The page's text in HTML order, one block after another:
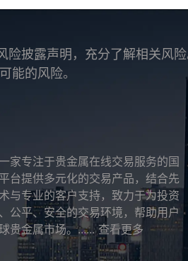
披露声明，充分了解相关风
能的风险。
家专注于贵金属在线交易服务的国
台提供多元化的交易产品，结合先
与专业的客户支持，致力于为投资
公平、安全的交易环境，帮助用户
贵金属市场。......查看更多